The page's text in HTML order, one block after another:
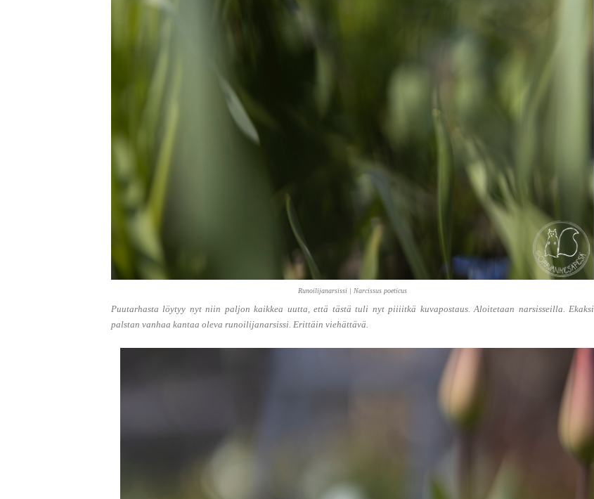
Runoilijanarsissi | Narcissus poeticus
Puutarhasta löytyy nyt niin paljon kaikkea uutta, että tästä tuli nyt piiiitkä kuvapostaus. Aloitetaan narsisseilla. Ekaksi
palstan vanhaa kantaa oleva runoilijanarsissi. Erittäin viehättävä.